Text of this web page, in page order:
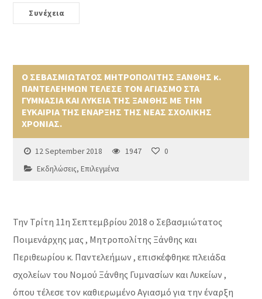
Συνέχεια
Ο ΣΕΒΑΣΜΙΩΤΑΤΟΣ ΜΗΤΡΟΠΟΛΙΤΗΣ ΞΑΝΘΗΣ κ.
ΠΑΝΤΕΛΕΗΜΩΝ ΤΕΛΕΣΕ ΤΟΝ ΑΓΙΑΣΜΟ ΣΤΑ
ΓΥΜΝΑΣΙΑ ΚΑΙ ΛΥΚΕΙΑ ΤΗΣ ΞΑΝΘΗΣ ΜΕ ΤΗΝ
ΕΥΚΑΙΡΙΑ ΤΗΣ ΕΝΑΡΞΗΣ ΤΗΣ ΝΕΑΣ ΣΧΟΛΙΚΗΣ
ΧΡΟΝΙΑΣ.
12 September 2018 1947
0
Εκδηλώσεις,Επιλεγμένα
Την Τρίτη 11η Σεπτεμβρίου 2018 ο Σεβασμιώτατος
Ποιμενάρχης μας , Μητροπολίτης Ξάνθης και
Περιθεωρίου κ. Παντελεήμων , επισκέφθηκε πλειάδα
σχολείων του Νομού Ξάνθης Γυμνασίων και Λυκείων ,
όπου τέλεσε τον καθιερωμένο Αγιασμό για την έναρξη